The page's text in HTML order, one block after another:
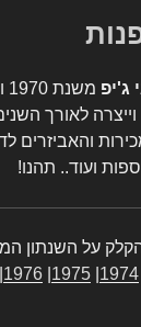
ג'יפ
וייצרה לאורך
והאביזרים
ועוד.. תהנו!
על השנתון
1974
1975
1976